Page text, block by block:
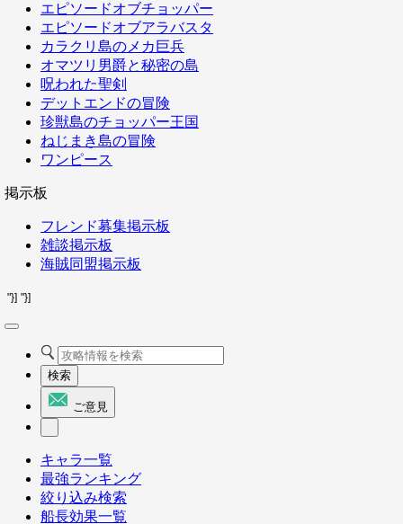
エピソードオブチョッパー
エピソードオブアラバスタ
カラクリ島のメカ巨兵
オマツリ男爵と秘密の島
呪われた聖剣
デットエンドの冒険
珍獣島のチョッパー王国
ねじまき島の冒険
ワンピース
掲示板
フレンド募集掲示板
雑談掲示板
海賊同盟掲示板
"}] "}]
検索
ご意見
キャラ一覧
最強ランキング
絞り込み検索
船長効果一覧